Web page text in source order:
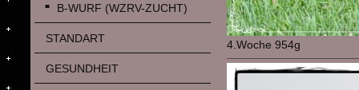
B-WURF (WZRV-ZUCHT)
STANDART
GESUNDHEIT
4.Woche 954g